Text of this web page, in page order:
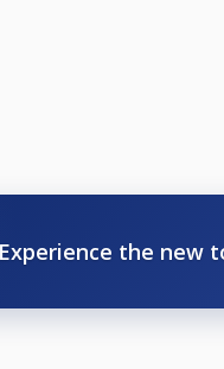
Experience the new